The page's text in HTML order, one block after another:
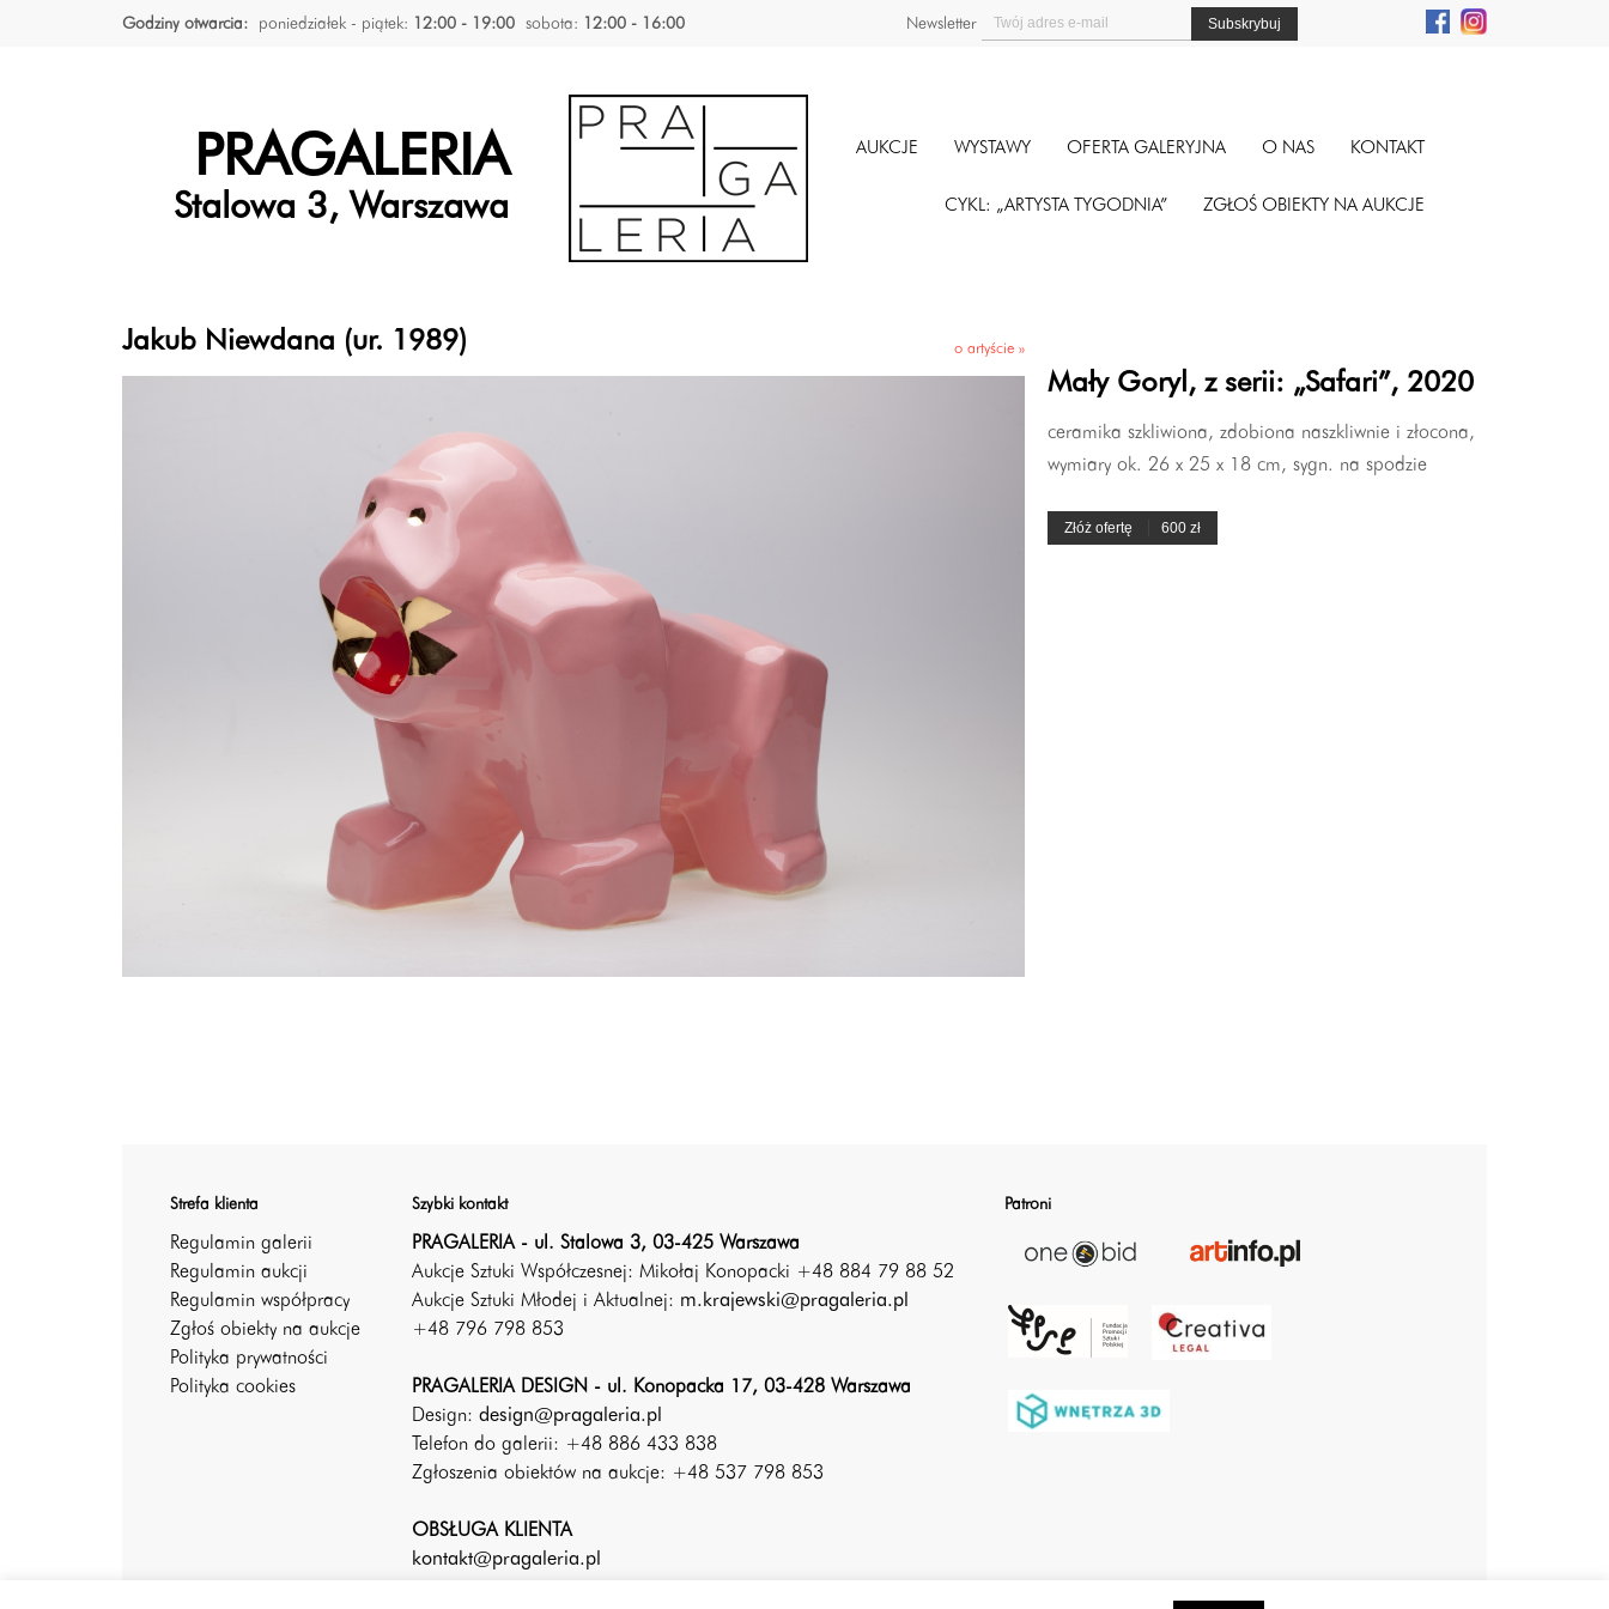
Godziny otwarcia: poniedziałek - piątek: 12:00 - 19:00 sobota: 12:00 - 16:00 Newsletter
PRAGALERIA
Stalowa 3, Warszawa
AUKCJE WYSTAWY OFERTA GALERYJNA O NAS KONTAKT
CYKL: „ARTYSTA TYGODNIA” ZGŁOŚ OBIEKTY NA AUKCJE
Jakub Niewdana (ur. 1989) o artyście »
Mały Goryl, z serii: „Safari”, 2020
ceramika szkliwiona, zdobiona naszkliwnie i złocona,
wymiary ok. 26 x 25 x 18 cm, sygn. na spodzie
Złóż ofertę 600 zł
Strefa klienta
Regulamin galerii
Regulamin aukcji
Regulamin współpracy
Zgłoś obiekty na aukcje
Polityka prywatności
Polityka cookies
Szybki kontakt
PRAGALERIA - ul. Stalowa 3, 03-425 Warszawa
Aukcje Sztuki Współczesnej: Mikołaj Konopacki +48 884 79 88 52
Aukcje Sztuki Młodej i Aktualnej: m.krajewski@pragaleria.pl
+48 796 798 853
PRAGALERIA DESIGN - ul. Konopacka 17, 03-428 Warszawa
Design: design@pragaleria.pl
Telefon do galerii: +48 886 433 838
Zgłoszenia obiektów na aukcje: +48 537 798 853
OBSŁUGA KLIENTA
kontakt@pragaleria.pl
Patroni